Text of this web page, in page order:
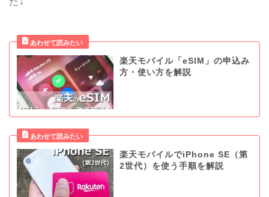
楽天モバイル「eSIM」の申込み
方・使い方を解説
楽天モバイルでiPhone SE（第
2世代）を使う手順を解説